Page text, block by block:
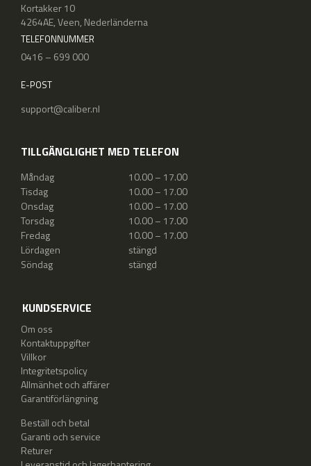
Kortakker 10
4264AE, Veen, Nederländerna
TELEFONNUMMER
0416 – 699 000
E-POST
support@caliber.nl
TILLGÄNGLIGHET MED TELEFON
Måndag
10.00 – 17.00
Tisdag
10.00 – 17.00
Onsdag
10.00 – 17.00
Torsdag
10.00 – 17.00
Fredag
10.00 – 17.00
Lördagen
stängd
Söndag
stängd
KUNDSERVICE
Om oss
Kontaktuppgifter
Villkor
Integritetspolicy
Allmänhet och affärer
Garantiförlängning
Beställ och betal
Garanti och service
Returer